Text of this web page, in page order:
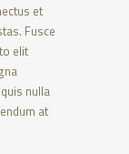
et
Fusce
elit
nulla
at